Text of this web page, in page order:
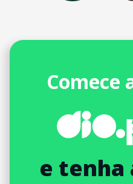
Comece
e tenha